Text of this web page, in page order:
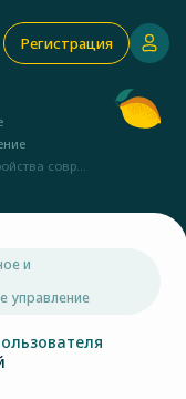
Регистрация
совр...
и
управление